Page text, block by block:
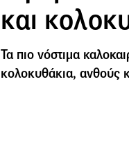
και
Τα πιο νόστιμα
κολοκυθάκια, ανθούς